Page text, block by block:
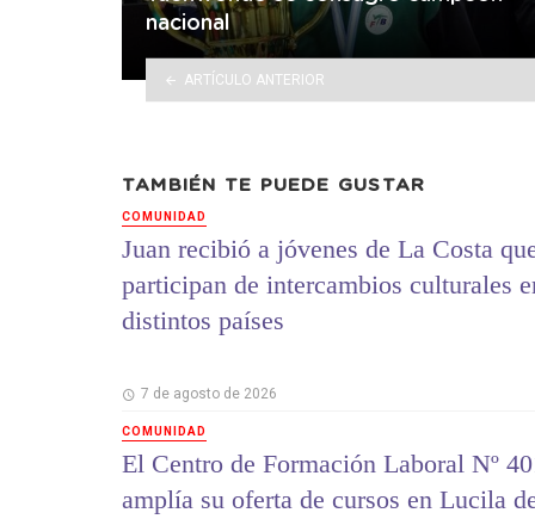
nacional
ARTÍCULO ANTERIOR
TAMBIÉN TE PUEDE GUSTAR
COMUNIDAD
Juan recibió a jóvenes de La Costa
participan de intercambios culturales
distintos países
7 de agosto de 2026
COMUNIDAD
El Centro de Formación Laboral Nº
amplía su oferta de cursos en Lucila